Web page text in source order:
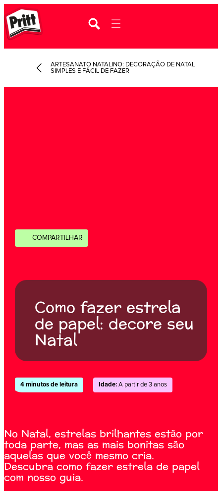
ARTESANATO NATALINO: DECORAÇÃO DE NATAL
SIMPLES E FÁCIL DE FAZER
COMPARTILHAR
Como fazer estrela
de papel: decore seu
Natal
4 minutos de leitura Idade: A partir de 3 anos
No Natal, estrelas brilhantes estão por
toda parte, mas as mais bonitas são
aquelas que você mesmo cria.
Descubra como fazer estrela de papel
com nosso guia.